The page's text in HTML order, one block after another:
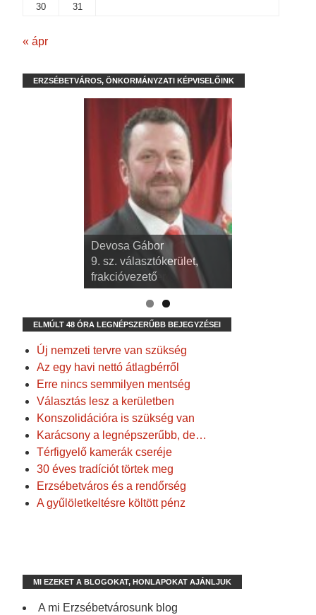
30
31
« ápr
ERZSÉBETVÁROS, ÖNKORMÁNYZATI KÉPVISELŐINK
dr. Kispál Tibor
3. sz. választókerület,
alpolgármester
Devosa Gábor
9. sz. választókerület,
frakcióvezető
ELMÚLT 48 ÓRA LEGNÉPSZERŰBB BEJEGYZÉSEI
Új nemzeti tervre van szükség
Az egy havi nettó átlagbérről
Erre nincs semmilyen mentség
Választás lesz a kerületben
Konszolidációra is szükség van
Karácsony a legnépszerűbb, de…
Térfigyelő kamerák cseréje
30 éves tradíciót törtek meg
Erzsébetváros és a rendőrség
A gyűlöletkeltésre költött pénz
MI EZEKET A BLOGOKAT, HONLAPOKAT AJÁNLJUK
A mi Erzsébetvárosunk blog